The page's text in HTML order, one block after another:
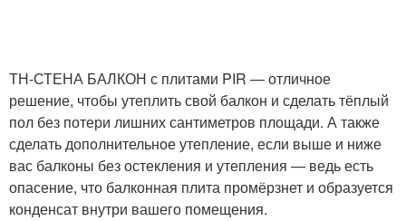
ТН-СТЕНА БАЛКОН с плитами PIR — отличное
решение, чтобы утеплить свой балкон и сделать тёплый
пол без потери лишних сантиметров площади. А также
сделать дополнительное утепление, если выше и ниже
вас балконы без остекления и утепления — ведь есть
опасение, что балконная плита промёрзнет и образуется
конденсат внутри вашего помещения.